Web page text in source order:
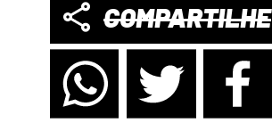
COMPARTILHE